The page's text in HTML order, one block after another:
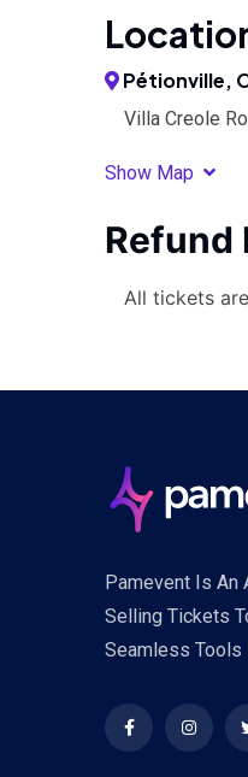
Pétionville,
Villa Creole
Show Map
Refund
All tickets
Pamevent Is An
Selling Tickets
Seamless Tools